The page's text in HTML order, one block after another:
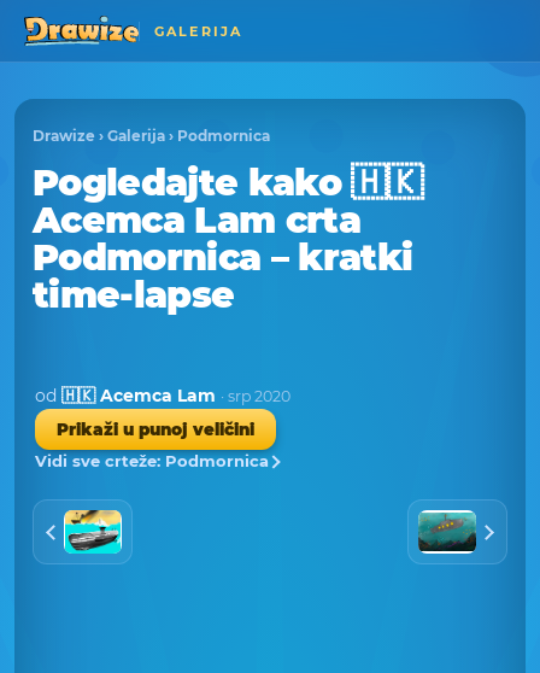
GALERIJA
Drawize › Galerija › Podmornica
Pogledajte kako 🇭🇰
Acemca Lam crta
Podmornica – kratki
time-lapse
od 🇭🇰 Acemca Lam · srp 2020
Prikaži u punoj veličini
Vidi sve crteže: Podmornica